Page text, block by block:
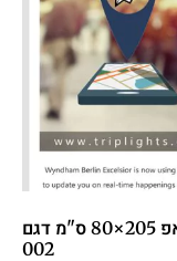
רולאפ 205×80 ס"מ דגם
002